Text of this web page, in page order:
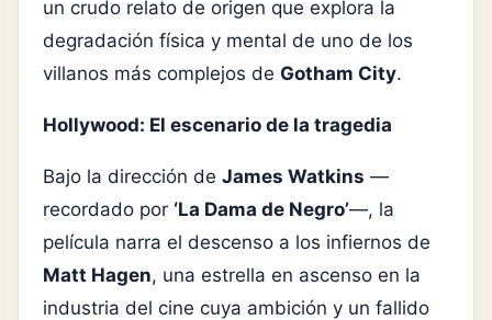
un crudo relato de origen que explora la
degradación física y mental de uno de los
villanos más complejos de Gotham City.
Hollywood: El escenario de la tragedia
Bajo la dirección de James Watkins —
recordado por ‘La Dama de Negro’—, la
película narra el descenso a los infiernos de
Matt Hagen, una estrella en ascenso en la
industria del cine cuya ambición y un fallido